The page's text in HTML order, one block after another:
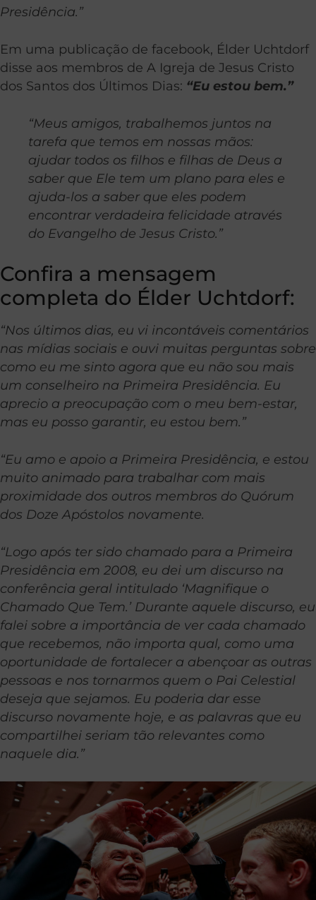
Presidência.”
Em uma publicação de facebook, Élder Uchtdorf
disse aos membros de A Igreja de Jesus Cristo
dos Santos dos Últimos Dias: “Eu estou bem.”
“Meus amigos, trabalhemos juntos na
tarefa que temos em nossas mãos:
ajudar todos os filhos e filhas de Deus a
saber que Ele tem um plano para eles e
ajuda-los a saber que eles podem
encontrar verdadeira felicidade através
do Evangelho de Jesus Cristo.”
Confira a mensagem
completa do Élder Uchtdorf:
“Nos últimos dias, eu vi incontáveis comentários
nas mídias sociais e ouvi muitas perguntas sobre
como eu me sinto agora que eu não sou mais
um conselheiro na Primeira Presidência. Eu
aprecio a preocupação com o meu bem-estar,
mas eu posso garantir, eu estou bem.”
“Eu amo e apoio a Primeira Presidência, e estou
muito animado para trabalhar com mais
proximidade dos outros membros do Quórum
dos Doze Apóstolos novamente.
“Logo após ter sido chamado para a Primeira
Presidência em 2008, eu dei um discurso na
conferência geral intitulado ‘Magnifique o
Chamado Que Tem.’ Durante aquele discurso, eu
falei sobre a importância de ver cada chamado
que recebemos, não importa qual, como uma
oportunidade de fortalecer a abençoar as outras
pessoas e nos tornarmos quem o Pai Celestial
deseja que sejamos. Eu poderia dar esse
discurso novamente hoje, e as palavras que eu
compartilhei seriam tão relevantes como
naquele dia.”